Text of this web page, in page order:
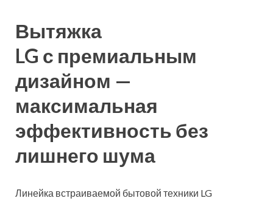
Вытяжка
LG с премиальным
дизайном —
максимальная
эффективность без
лишнего шума
Линейка встраиваемой бытовой техники LG